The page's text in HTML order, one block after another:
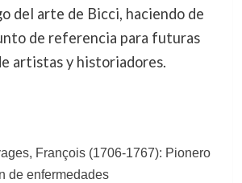
del arte de Bicci, haciendo de
de referencia para futuras
artistas y historiadores.
François (1706-1767): Pionero
de enfermedades